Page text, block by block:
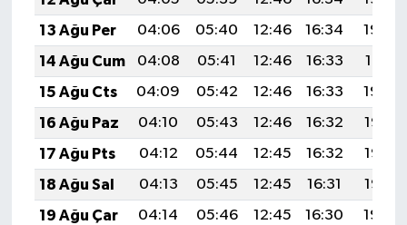
13 Ağu Per
04:06 05:40 12:46 16:34
19:42
14 Ağu Cum
04:08 05:41 12:46 16:33
19:41
15 Ağu Cts
04:09 05:42 12:46 16:33
19:39
16 Ağu Paz
04:10 05:43 12:46 16:32
19:38
17 Ağu Pts
04:12 05:44 12:45 16:32
19:37
18 Ağu Sal
04:13 05:45 12:45 16:31
19:35
19 Ağu Çar
04:14 05:46 12:45 16:30
19:34